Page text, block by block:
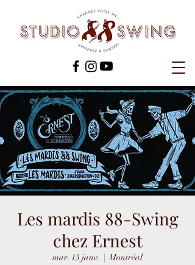
Les mardis 88-Swing
chez Ernest
mar. 13 janv.
  |
Montréal